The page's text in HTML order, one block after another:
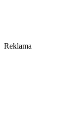
Reklama